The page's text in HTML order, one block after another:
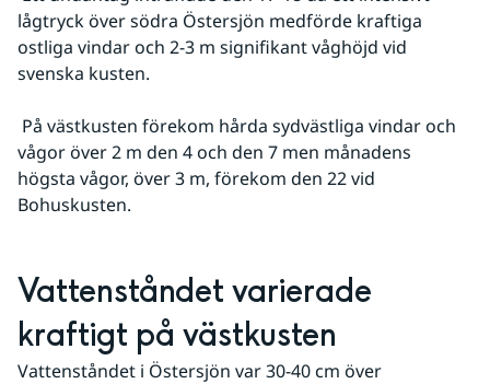
lågtryck över södra Östersjön medförde kraftiga
ostliga vindar och 2-3 m signifikant våghöjd vid
svenska kusten.
vågor över 2 m den 4 och den 7 men månadens
högsta vågor, över 3 m, förekom den 22 vid
Bohuskusten.
Vattenståndet varierade
kraftigt på västkusten
Vattenståndet i Östersjön var 30-40 cm över